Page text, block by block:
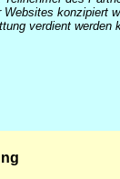
konzipiert
verdient werden